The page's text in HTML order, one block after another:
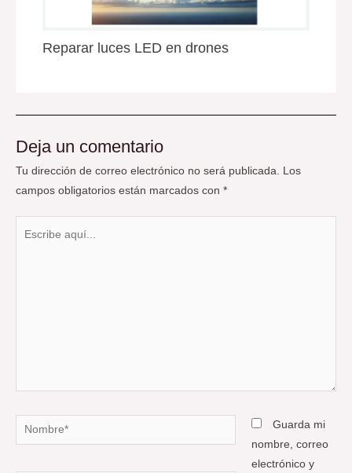
Reparar luces LED en drones
Deja un comentario
Tu dirección de correo electrónico no será publicada.
Los
campos obligatorios están marcados con *
Nombre*
Guarda mi
nombre, correo
electrónico y